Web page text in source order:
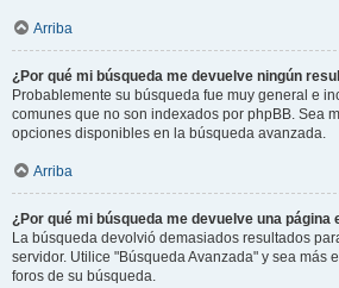
Arriba
¿Por qué mi búsqueda me devuelve ningún
Probablemente su búsqueda fue muy general e
comunes que no son indexados por phpBB. Sea
opciones disponibles en la búsqueda avanzada.
Arriba
¿Por qué mi búsqueda me devuelve una página
La búsqueda devolvió demasiados resultados
servidor. Utilice "Búsqueda Avanzada" y sea más
foros de su búsqueda.